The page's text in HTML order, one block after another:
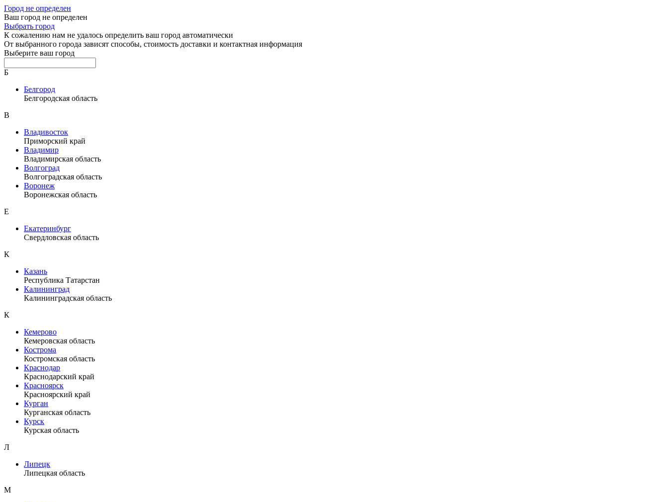
Город не определен
Ваш город не определен
Выбрать город
К сожалению нам не удалось определить ваш город автоматически
От выбранного города зависят способы, стоимость доставки и контактная информация
Выберите ваш город
Б
Белгород
Белгородская область
В
Владивосток
Приморский край
Владимир
Владимирская область
Волгоград
Волгоградская область
Воронеж
Воронежская область
Е
Екатеринбург
Свердловская область
К
Казань
Республика Татарстан
Калининград
Калининградская область
К
Кемерово
Кемеровская область
Кострома
Костромская область
Краснодар
Краснодарский край
Красноярск
Красноярский край
Курган
Курганская область
Курск
Курская область
Л
Липецк
Липецкая область
М